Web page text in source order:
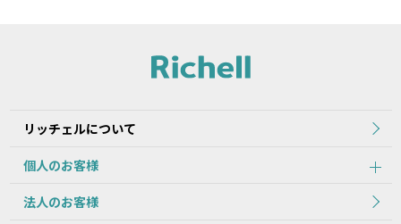
本サイトに公開されている本データ等は、原則として製品が発売さ
れた当初のものを掲載しています。
製品本体に同梱されている本データ等の内容と異なる場合がありま
す。
リッチェルについて
個人のお客様
法人のお客様